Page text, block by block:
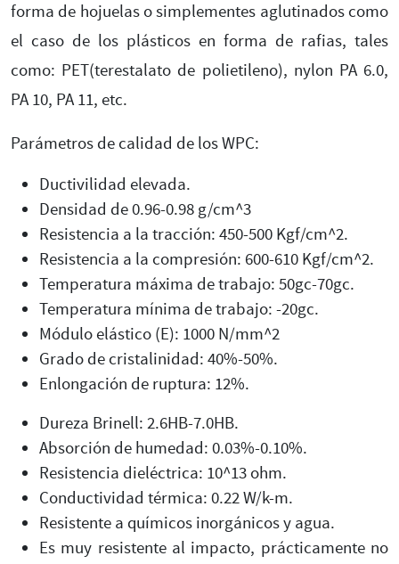
forma de hojuelas o simplementes aglutinados como
el caso de los plásticos en forma de rafias, tales
como: PET(terestalato de polietileno), nylon PA 6.0,
PA 10, PA 11, etc.
Parámetros de calidad de los WPC:
Ductivilidad elevada.
Densidad de 0.96-0.98 g/cm^3
Resistencia a la tracción: 450-500 Kgf/cm^2.
Resistencia a la compresión: 600-610 Kgf/cm^2.
Temperatura máxima de trabajo: 50gc-70gc.
Temperatura mínima de trabajo: -20gc.
Módulo elástico (E): 1000 N/mm^2
Grado de cristalinidad: 40%-50%.
Enlongación de ruptura: 12%.
Dureza Brinell: 2.6HB-7.0HB.
Absorción de humedad: 0.03%-0.10%.
Resistencia dieléctrica: 10^13 ohm.
Conductividad térmica: 0.22 W/k-m.
Resistente a químicos inorgánicos y agua.
Es muy resistente al impacto, prácticamente no